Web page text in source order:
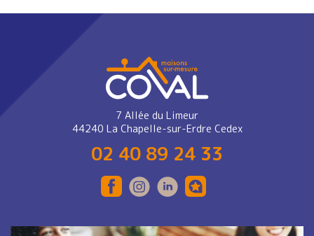
7 Allée du Limeur
44240 La Chapelle-sur-Erdre Cedex
02 40 89 24 33